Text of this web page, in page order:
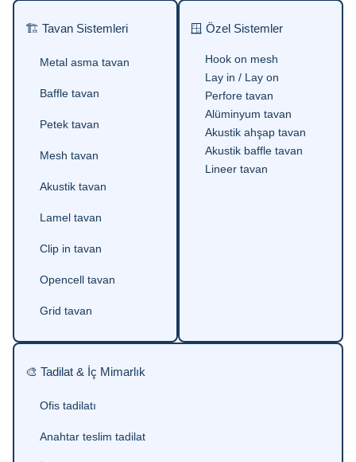
🏗 Tavan Sistemleri
Metal asma tavan
Baffle tavan
Petek tavan
Mesh tavan
Akustik tavan
Lamel tavan
Clip in tavan
Opencell tavan
Grid tavan
🪟 Özel Sistemler
Hook on mesh
Lay in / Lay on
Perfore tavan
Alüminyum tavan
Akustik ahşap tavan
Akustik baffle tavan
Lineer tavan
🎨 Tadilat & İç Mimarlık
Ofis tadilatı
Anahtar teslim tadilat